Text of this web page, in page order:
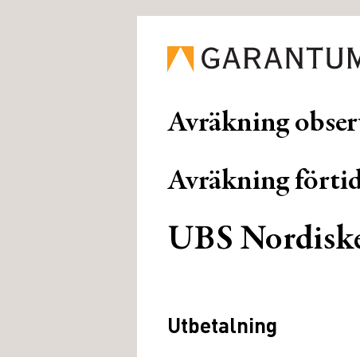
Avräkning
Avräkning
UBS
Utbetalning